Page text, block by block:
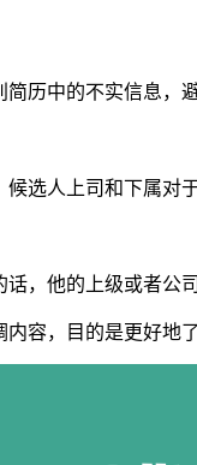
历中的不实信息，
选人上司和下属对
，他的上级或者公
容，目的是更好地